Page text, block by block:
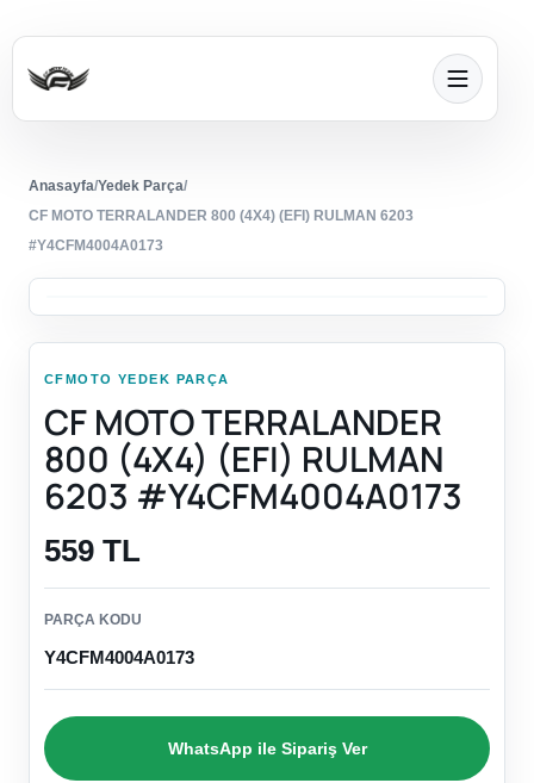
Anasayfa/Yedek Parça/
CF MOTO TERRALANDER 800 (4X4) (EFI) RULMAN 6203
#Y4CFM4004A0173
CFMOTO YEDEK PARÇA
CF MOTO TERRALANDER
800 (4X4) (EFI) RULMAN
6203 #Y4CFM4004A0173
559 TL
PARÇA KODU
Y4CFM4004A0173
WhatsApp ile Sipariş Ver